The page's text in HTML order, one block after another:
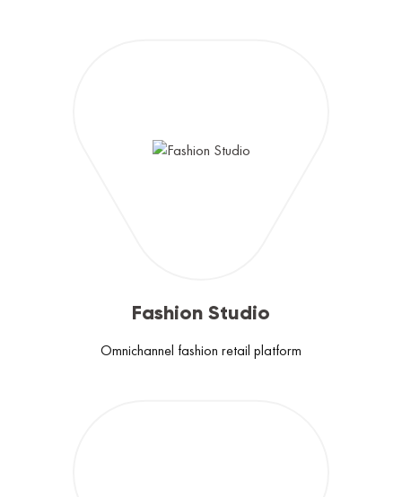
Fashion Studio
Omnichannel fashion retail platform